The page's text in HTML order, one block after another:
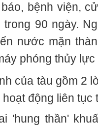
bệnh viện,
90 ngày.
nước mặn
phóng thủy
của tàu gồm 2
động liên tục
'hung thần'